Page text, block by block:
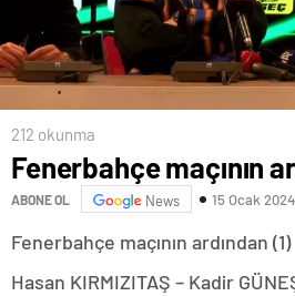
212 okunma
Fenerbahçe maçının
ABONE OL News 15 Ocak
Fenerbahçe maçının ardından (1)
Hasan KIRMIZITAŞ – Kadir